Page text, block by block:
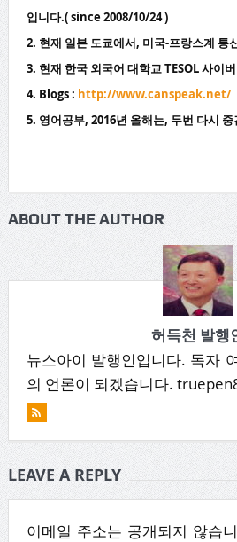
입니다.( since 2008/10/24 )
2. 현재 일본 도쿄에서, 미국-프랑스계 통
3. 현재 한국 외국어 대학교 TESOL 사이
4. Blogs : http://www.canspeak.net/
5. 영어공부, 2016년 올해는, 두번 다시
ABOUT THE AUTHOR
허득천 발행
뉴스아이 발행인입니다. 독자
의 언론이 되겠습니다.
LEAVE A REPLY
이메일 주소는 공개되지 않습